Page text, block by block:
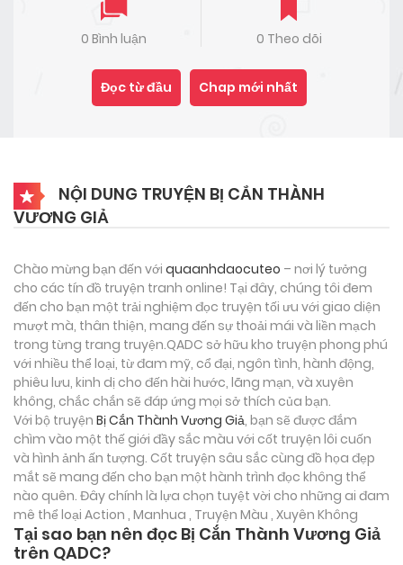
0 Bình luận 0 Theo dõi
Đọc từ đầu Chap mới nhất
NỘI DUNG TRUYỆN BỊ CẮN THÀNH
VƯƠNG GIẢ
Chào mừng bạn đến với quaanhdaocuteo – nơi lý tưởng
cho các tín đồ truyện tranh online! Tại đây, chúng tôi đem
đến cho bạn một trải nghiệm đọc truyện tối ưu với giao diện
mượt mà, thân thiện, mang đến sự thoải mái và liền mạch
trong từng trang truyện.QADC sở hữu kho truyện phong phú
với nhiều thể loại, từ đam mỹ, cổ đại, ngôn tình, hành động,
phiêu lưu, kinh dị cho đến hài hước, lãng mạn, và xuyên
không, chắc chắn sẽ đáp ứng mọi sở thích của bạn.
Với bộ truyện Bị Cắn Thành Vương Giả, bạn sẽ được đắm
chìm vào một thế giới đầy sắc màu với cốt truyện lôi cuốn
và hình ảnh ấn tượng. Cốt truyện sâu sắc cùng đồ họa đẹp
mắt sẽ mang đến cho bạn một hành trình đọc không thể
nào quên. Đây chính là lựa chọn tuyệt vời cho những ai đam
mê thể loại Action , Manhua , Truyện Màu , Xuyên Không
Tại sao bạn nên đọc Bị Cắn Thành Vương Giả
trên QADC?